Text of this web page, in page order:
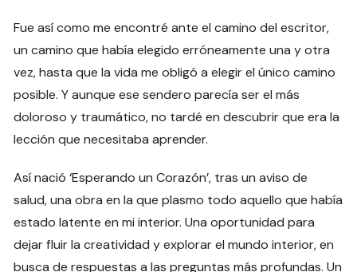
Fue así como me encontré ante el camino del escritor,
un camino que había elegido erróneamente una y otra
vez, hasta que la vida me obligó a elegir el único camino
posible. Y aunque ese sendero parecía ser el más
doloroso y traumático, no tardé en descubrir que era la
lección que necesitaba aprender.
Así nació ‘Esperando un Corazón’, tras un aviso de
salud, una obra en la que plasmo todo aquello que había
estado latente en mi interior. Una oportunidad para
dejar fluir la creatividad y explorar el mundo interior, en
busca de respuestas a las preguntas más profundas. Un